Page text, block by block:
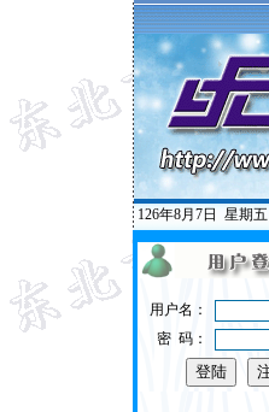
126年8月7日 星期五
用户名：
密 码：